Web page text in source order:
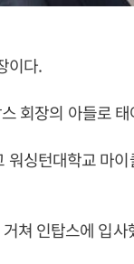
이다.
회장의 아들로
워싱턴대학교 마
쳐 인탑스에 입사